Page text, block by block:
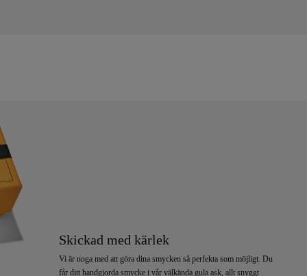
Skickad med kärlek
Vi är noga med att göra dina smycken så perfekta som möjligt. Du
får ditt handgjorda smycke i vår välkända gula ask, allt snyggt